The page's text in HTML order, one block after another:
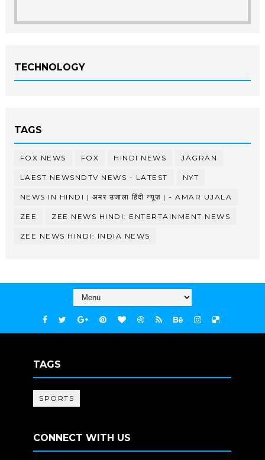
TECHNOLOGY
TAGS
FOX NEWS FOX HINDI NEWS JAGRAN
LAEST NEWSNDTV NEWS - LATEST NYT
NEWS IN HINDI | अमर उजाला हिंदी न्यूज़ | - AMAR UJALA
ZEE ZEE NEWS HINDI: ENTERTAINMENT NEWS
ZEE NEWS HINDI: INDIA NEWS
TAGS
SPORTS
CONNECT WITH US